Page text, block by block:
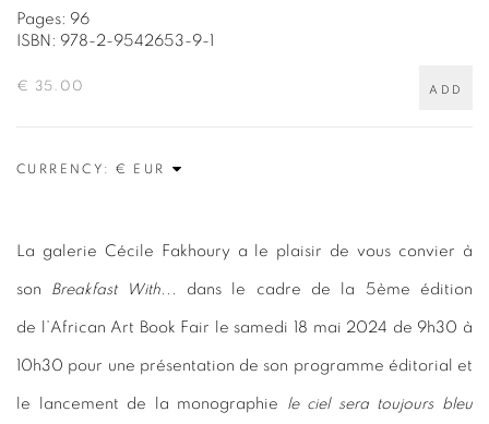
Pages: 96
ISBN: 978-2-9542653-9-1
€ 35.00 ADD
CURRENCY:
La galerie Cécile Fakhoury a le plaisir de vous convier à
son Breakfast With.. . dans le cadre de la 5ème édition
de l’African Art Book Fair le samedi 18 mai 2024 de 9h30 à
10h30 pour une présentation de son programme éditorial et
le lancement de la monographie le ciel sera toujours bleu